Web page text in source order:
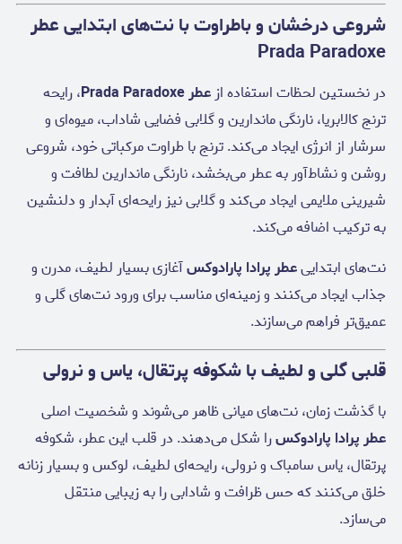
شروعی درخشان و باطراوت با نت‌های ابتدایی عطر
Prada Paradoxe
در نخستین لحظات استفاده از عطر Prada Paradoxe
، رایحه
ترنج کالابریا، نارنگی ماندارین و گلابی فضایی شاداب، میوه‌ای و
سرشار از انرژی ایجاد می‌کند. ترنج با طراوت مرکباتی خود، شروعی
روشن و نشاط‌آور به عطر می‌بخشد، نارنگی ماندارین لطافت و
شیرینی ملایمی ایجاد می‌کند و گلابی نیز رایحه‌ای آبدار و دلنشین
به ترکیب اضافه می‌کند.
نت‌های ابتداییعطر پرادا پارادوکسآغازی بسیار لطیف، مدرن و
جذاب ایجاد می‌کنند و زمینه‌ای مناسب برای ورود نت‌های گلی و
عمیق‌تر فراهم می‌سازند.
قلبی گلی و لطیف با شکوفه پرتقال، یاس و نرولی
با گذشت زمان، نت‌های میانی ظاهر می‌شوند و شخصیت اصلی
عطر پرادا پارادوکسرا شکل می‌دهند. در قلب این عطر، شکوفه
پرتقال، یاس سامباک و نرولی، رایحه‌ای لطیف، لوکس و بسیار زنانه
خلق می‌کنند که حس ظرافت و شادابی را به زیبایی منتقل
می‌سازد.